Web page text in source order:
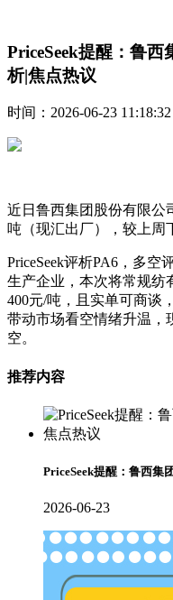
PriceSeek提醒：鲁
析|焦点热议
时间：2026-06-23
近日鲁西集团股份有限公
吨（现汇出厂），较上周
PriceSeek评析PA6，多空
生产企业，本次将常规纺
400元/吨，且实单可商谈
带动市场看空情绪升温，
空。
推荐内容
PriceSeek提醒：鲁西集
2026-06-23